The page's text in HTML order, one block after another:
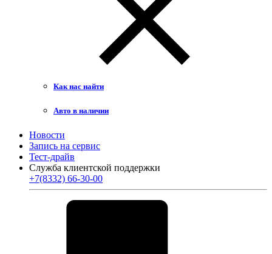
Как нас найти
Авто в наличии
Новости
Запись на сервис
Тест-драйв
Служба клиентской поддержки
+7(8332) 66-30-00